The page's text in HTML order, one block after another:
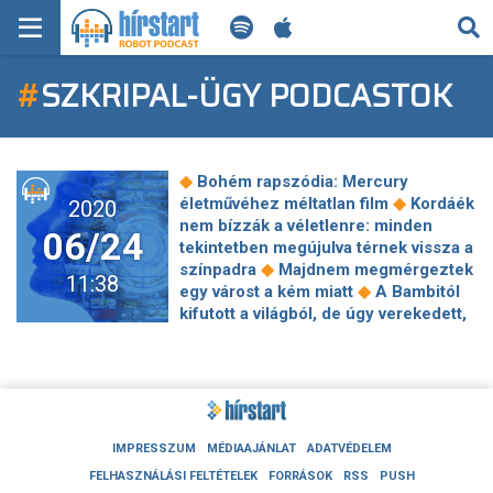
KERESÉS
KEZDŐLAP
FRISS HÍREK
TECH HÍREK
FILM-ZENE-SZÓRAKOZÁS
PLAYLIST
#SZKRIPAL-ÜGY PODCASTOK
2020
06/24
11:38
◆ Bohém rapszódia: Mercury
életművéhez méltatlan film ◆ Kordáék
nem bízzák a véletlenre: minden
tekintetben megújulva térnek vissza a
színpadra ◆ Majdnem megmérgeztek
egy várost a kém miatt ◆ A Bambitól
kifutott a világból, de úgy verekedett,
lányok◆Atlantis: A Jurassic World
dinoszauruszai után Colin Trevorrow
beveti magát az elveszett kontinensre
◆YKX képregények – Egy kotnyeles
IMPRESSZUM MÉDIAAJÁNLAT
ADATVÉDELEM
FELHASZNÁLÁSI FELTÉTELEK
FORRÁSOK RSS PUSH